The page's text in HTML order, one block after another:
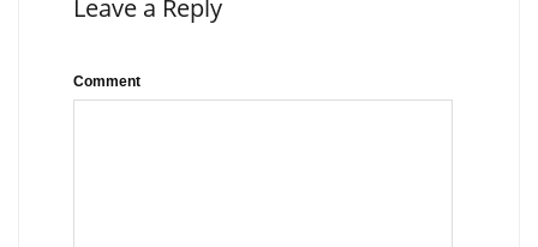
Leave a Reply
Comment